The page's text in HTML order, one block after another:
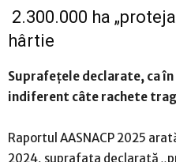
2.300.000 ha
hârtie
Suprafețele declarate, ca
indiferent câte rachete
Raportul AASNACP 2025
2024, suprafata declarată